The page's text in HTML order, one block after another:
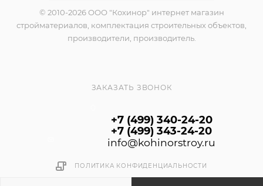
© 2010-2026 ООО "Кохинор" интернет магазин
стройматериалов, комплектация строительных объектов,
производители, производитель.
ЗАКАЗАТЬ ЗВОНОК
+7 (499) 340-24-20
+7 (499) 343-24-20
info@kohinorstroy.ru
ПОЛИТИКА КОНФИДЕНЦИАЛЬНОСТИ